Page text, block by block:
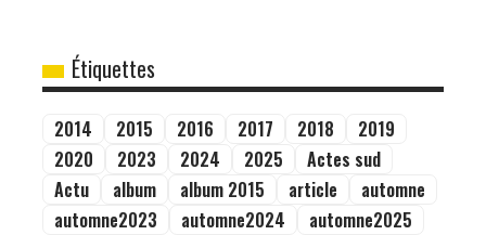
Étiquettes
2014 2015 2016 2017 2018
2019
2020
2023 2024 2025
Actes sud
Actu
album album 2015 article
automne
automne2023
automne2024
automne2025